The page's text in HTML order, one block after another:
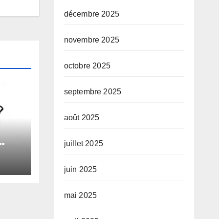
décembre 2025
novembre 2025
octobre 2025
septembre 2025
août 2025
juillet 2025
juin 2025
mai 2025